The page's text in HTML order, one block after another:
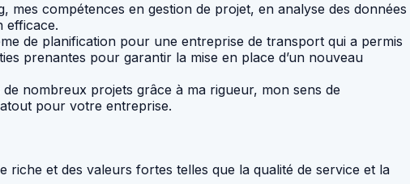
mes compétences en gestion de projet, en analyse des données
efficace.
de planification pour une entreprise de transport qui a permis
prenantes pour garantir la mise en place d’un nouveau
nombreux projets grâce à ma rigueur, mon sens de
pour votre entreprise.
riche et des valeurs fortes telles que la qualité de service et la